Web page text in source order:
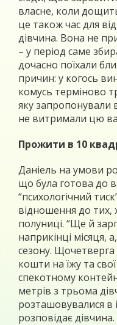
власне, коли
це також час для
дівчина. Вона не
– у період саме
дочасно поїхали
причин: у когось
комусь терміново
яку запропонували
не витримали цю
Прожити в 10
Даніель на умови
що була готова до
“психологічний
відношення до тих,
полуниці. “Ще й
наприкінці місяця,
сезону.
кошти на їжу та
спекотному
метрів з трьома
розташовувалися в
розповідає дівчина.